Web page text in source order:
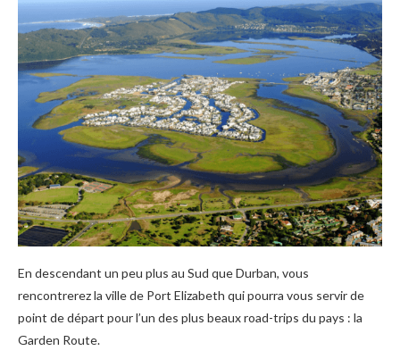
En descendant un peu plus au Sud que Durban, vous
rencontrerez la ville de Port Elizabeth qui pourra vous servir de
point de départ pour l’un des plus beaux road-trips du pays : la
Garden Route.